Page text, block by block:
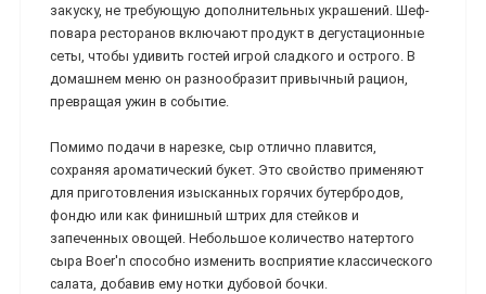
закуску, не требующую дополнительных украшений. Шеф-
повара ресторанов включают продукт в дегустационные
сеты, чтобы удивить гостей игрой сладкого и острого. В
домашнем меню он разнообразит привычный рацион,
превращая ужин в событие.
Помимо подачи в нарезке, сыр отлично плавится,
сохраняя ароматический букет. Это свойство применяют
для приготовления изысканных горячих бутербродов,
фондю или как финишный штрих для стейков и
запеченных овощей. Небольшое количество натертого
сыра Boer'n способно изменить восприятие классического
салата, добавив ему нотки дубовой бочки.